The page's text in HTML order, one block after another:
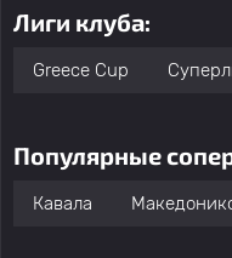
Лиги клуба:
Greece Cup
Популярные
Кавала